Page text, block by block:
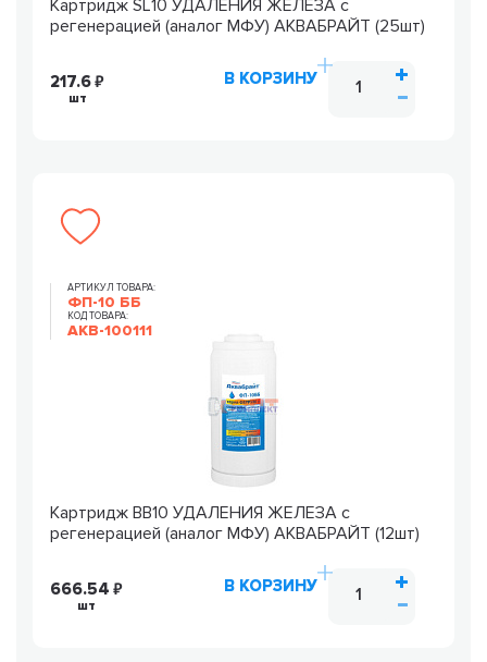
Картридж SL10 УДАЛЕНИЯ ЖЕЛЕЗА с
регенерацией (аналог МФУ) АКВАБРАЙТ (25шт)
217.6
шт
В КОРЗИНУ
АРТИКУЛ ТОВАРА:
ФП-10 ББ
КОД ТОВАРА:
AKB-100111
Картридж ВВ10 УДАЛЕНИЯ ЖЕЛЕЗА с
регенерацией (аналог МФУ) АКВАБРАЙТ (12шт)
666.54
шт
В КОРЗИНУ